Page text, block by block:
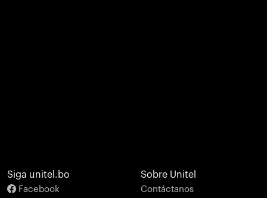
Siga unitel.bo
Facebook
Sobre Unitel
Contáctanos